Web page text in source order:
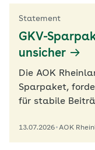
Statement
GKV-
unsicher
Die AOK
Sparpaket,
für stabile
13.07.2026 AOK